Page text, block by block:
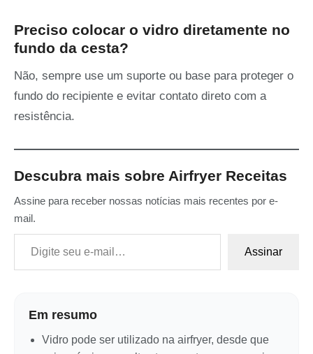
Preciso colocar o vidro diretamente no
fundo da cesta?
Não, sempre use um suporte ou base para proteger o
fundo do recipiente e evitar contato direto com a
resistência.
Descubra mais sobre Airfryer Receitas
Assine para receber nossas notícias mais recentes por e-
mail.
Digite seu e-mail…
Assinar
Em resumo
Vidro pode ser utilizado na airfryer, desde que